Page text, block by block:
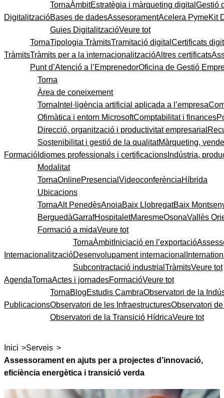
Digitalització
TornaÀmbitEstratègia i màrqueting digital Gestió
Bases de dadesAssesoramentAcelera PymeKit
Guies DigitalitzacióVeure tot
Tràmits
TornaTipologia TràmitsTramitació digital Certificats
Tràmits per a la internacionalitzacióAltres certificats
Punt d’Atenció a l’EmprenedorOficina de Gestió
Formació
Torna
Àrea de coneixement
Torna Intel·ligència artificial aplicada a l’empresa
Ofimàtica i entorn MicrosoftComptabilitat i finances
Direcció, organització i productivitat empresarial
Sostenibilitat i gestió de la qualitatMàrqueting,
Idiomes professionals i certificacions Indústria,
Modalitat
TornaOnlinePresencial VideoconferènciaHíbrida
Ubicacions
TornaAlt PenedèsAnoiaBaix LlobregatBaix
BerguedàGarrafHospitaletMaresmeOsonaVallès
Formació a midaVeure tot
Internacionalització
TornaÀmbitIniciació en l’exportació
Desenvolupament internacional
Subcontractació industrial TràmitsVeure tot
AgendaTornaActes i jornadesFormacióVeure tot
Publicacions
TornaBlogEstudis CambraObservatori de la
Observatori de les InfraestructuresObservatori
Observatori de la Transició HídricaVeure tot
Inici >Serveis >
Assessorament en ajuts per a projectes d’innovació,
eficiència energètica i transició verda